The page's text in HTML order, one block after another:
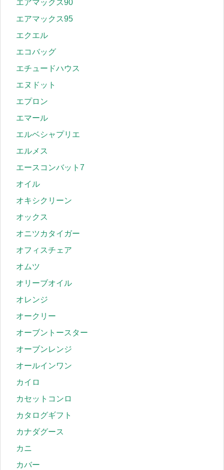
エアマックス90
エアマックス95
エクエル
エコバッグ
エチュードハウス
エヌドット
エプロン
エマール
エルベシャプリエ
エルメス
エースコンバット7
オイル
オキシクリーン
オックス
オニツカタイガー
オフィスチェア
オムツ
オリーブオイル
オレンジ
オークリー
オーブントースター
オーブンレンジ
オールインワン
カイロ
カセットコンロ
カタログギフト
カナダグース
カニ
カバー